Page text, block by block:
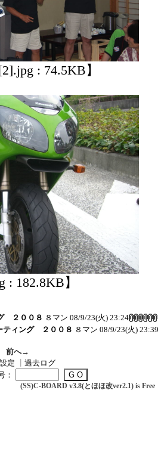
: 74.5KB】
: 182.8KB】
２００８ ８マン 08/9/23(火) 23:24
ティング ２００８ ８マン 08/9/23(火) 23:39
前へ→
設定
過去ログ
：
(SS)C-BOARD v3.8(とほほ改ver2.1) is Free